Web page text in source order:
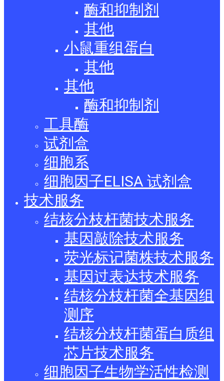
酶和抑制剂
其他
小鼠重组蛋白
其他
其他
酶和抑制剂
工具酶
试剂盒
细胞系
细胞因子ELISA 试剂盒
技术服务
结核分枝杆菌技术服务
基因敲除技术服务
荧光标记菌株技术服务
基因过表达技术服务
结核分枝杆菌全基因组
测序
结核分枝杆菌蛋白质组
芯片技术服务
细胞因子生物学活性检测